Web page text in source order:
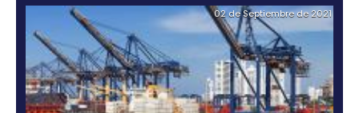
Guía Legal 2025 para Invertir en Colombia
03 de